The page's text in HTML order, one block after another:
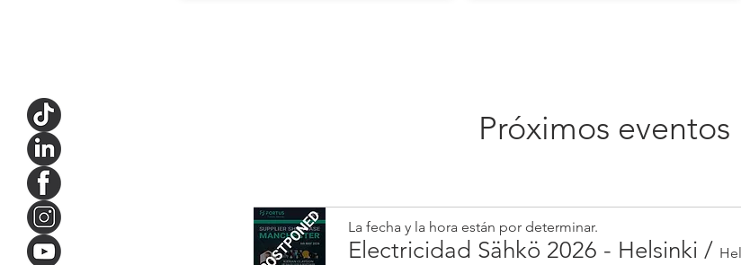
Próximos eventos
La fecha y la hora están por determinar.
Electricidad Sähkö 2026 - Helsinki /